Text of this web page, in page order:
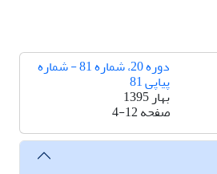
دوره 20، شماره 81 - شماره
پیاپی 81
بهار 1395
صفحه4-12